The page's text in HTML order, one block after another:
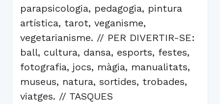
parapsicologia, pedagogia, pintura
artística, tarot, veganisme,
vegetarianisme. // PER DIVERTIR-SE:
ball, cultura, dansa, esports, festes,
fotografia, jocs, màgia, manualitats,
museus, natura, sortides, trobades,
viatges. // TASQUES